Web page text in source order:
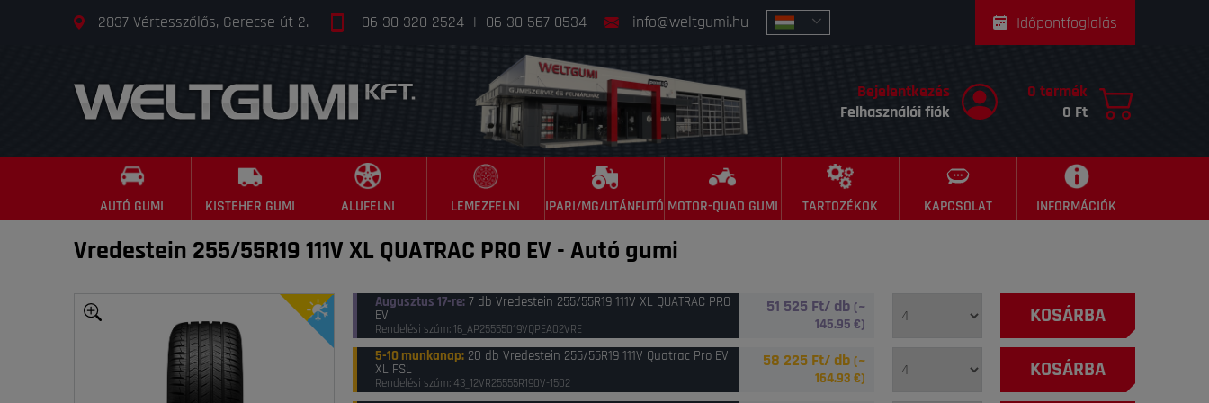
2837 Vértesszőlős, Gerecse út 2. 06 30 320 2524 | 06 30 567 0534 info@weltgumi.hu Időpontfoglalás
Bejelentkezés
Felhasználói fiók
0 termék
0 Ft
AUTÓ GUMI KISTEHER GUMI ALUFELNI LEMEZFELNI IPARI/MG/UTÁNFUTÓ MOTOR-QUAD GUMI TARTOZÉKOK KAPCSOLAT INFORMÁCIÓK
Vredestein 255/55R19 111V XL QUATRAC PRO EV -Autó gumi
Augusztus 17-re: 7 db Vredestein 255/55R19 111V XL QUATRAC PRO
EV
Rendelési szám: 16_AP25555019VQPEA02VRE
51 525 Ft/ db (~
145.95 €) KOSÁRBA
5-10 munkanap: 20 db Vredestein 255/55R19 111V Quatrac Pro EV
XL FSL
Rendelési szám: 43_12VR25555R190V-1502
58 225 Ft/ db (~
164.93 €) KOSÁRBA